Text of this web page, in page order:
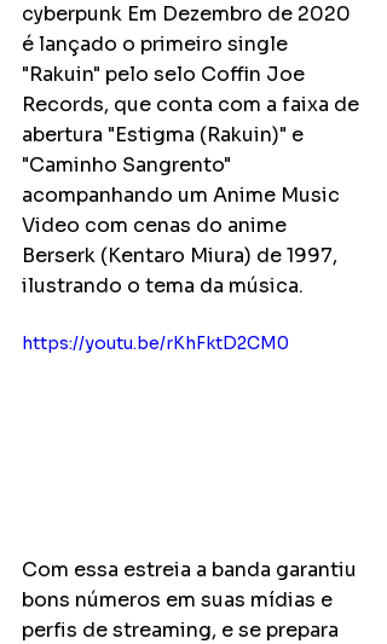
cyberpunk Em Dezembro de 2020
é lançado o primeiro single
"Rakuin" pelo selo Coffin Joe
Records, que conta com a faixa de
abertura "Estigma (Rakuin)" e
"Caminho Sangrento"
acompanhando um Anime Music
Video com cenas do anime
Berserk (Kentaro Miura) de 1997,
ilustrando o tema da música.
https://youtu.be/rKhFktD2CM0
Com essa estreia a banda garantiu
bons números em suas mídias e
perfis de streaming, e se prepara